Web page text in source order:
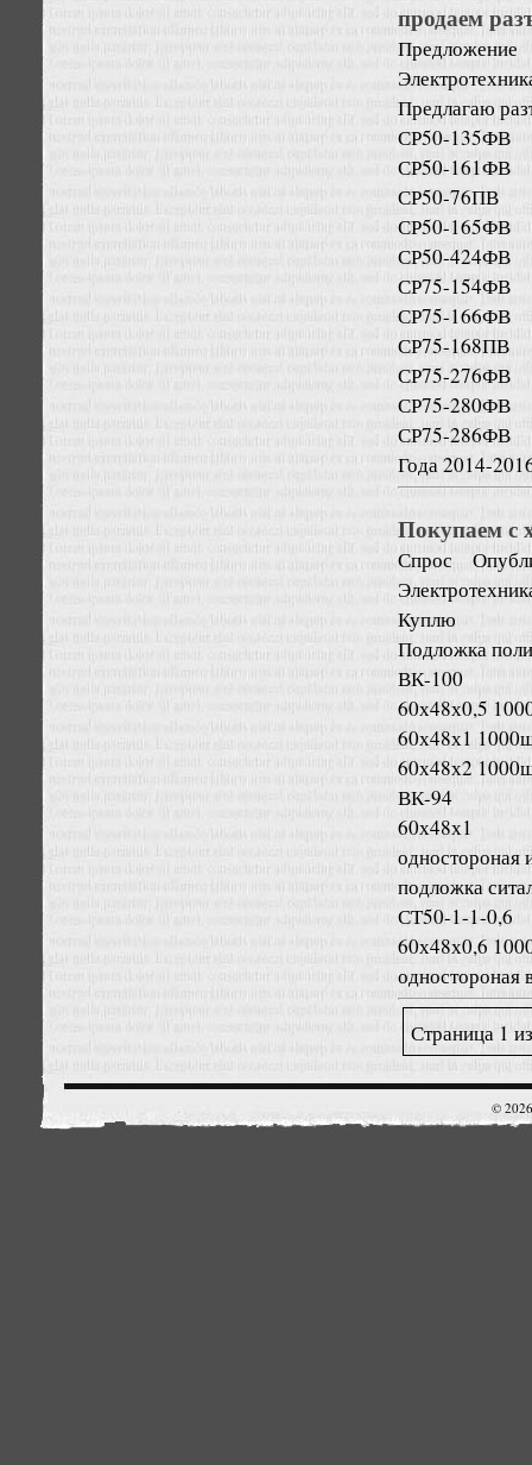
продаем
Предложение
Предлагаю
СР50-135ФВ
СР50-161ФВ
СР50-76ПВ
СР50-165ФВ
СР50-424ФВ
СР75-154ФВ
СР75-166ФВ
СР75-168ПВ
СР75-276ФВ
СР75-280ФВ
СР75-286ФВ
Года 2014-
Покупаем с
Спрос
Куплю
Подложка
ВК-100
60х48х0,5
60х48х1
60х48х2
ВК-94
60х48х1
одностороная
подложка
СТ50-1-1-0,6
60х48х0,6
одностороная
Страница 1
©